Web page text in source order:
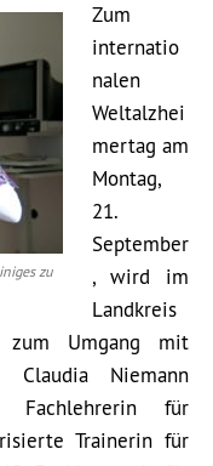
zu
Zum
internatio
nalen
Weltalzhei
mertag am
Montag,
21.
September
, wird im
Landkreis
zum Umgang mit
Claudia Niemann
Fachlehrerin für
Trainerin für